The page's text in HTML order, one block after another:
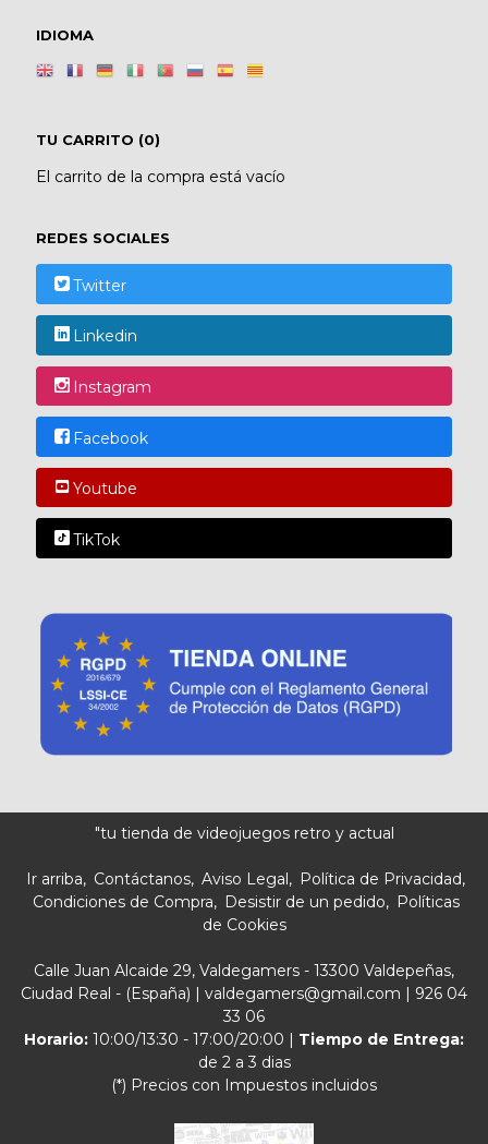
IDIOMA
TU CARRITO (0)
El carrito de la compra está vacío
REDES SOCIALES
Twitter
Linkedin
Instagram
Facebook
Youtube
TikTok
"tu tienda de videojuegos retro y actual
Ir arriba Contáctanos Aviso Legal
Política de Privacidad
Condiciones de Compra
Desistir de un pedido
Políticas
de Cookies
Calle Juan Alcaide 29, Valdegamers - 13300 Valdepeñas,
Ciudad Real - (España) | valdegamers@gmail.com | 926 04
33 06
Horario: 10:00/13:30 - 17:00/20:00 | Tiempo de Entrega:
de 2 a 3 dias
(*) Precios con Impuestos incluidos